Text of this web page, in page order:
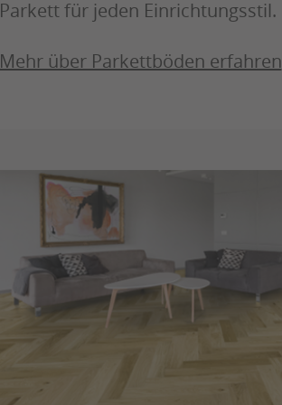
Parkett für jeden Einrichtungsstil.
Mehr über Parkettböden erfahren